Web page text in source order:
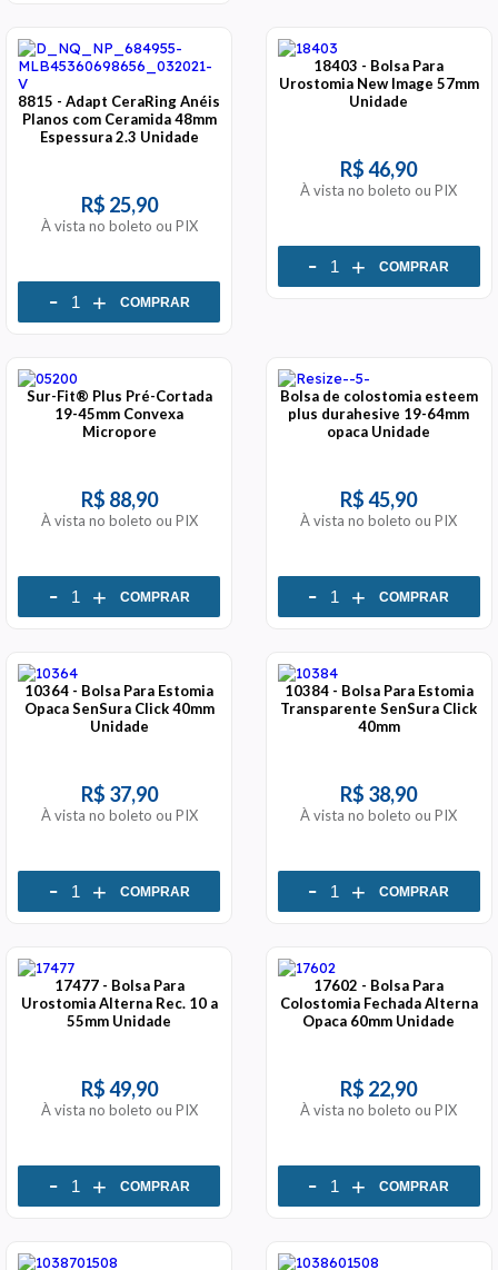
8815 - Adapt CeraRing Anéis
Planos com Ceramida 48mm
Espessura 2.3 Unidade
R$ 25,90
À vista no boleto ou PIX
- + COMPRAR
18403 - Bolsa Para
Urostomia New Image 57mm
Unidade
R$ 46,90
À vista no boleto ou PIX
- + COMPRAR
Sur-Fit® Plus Pré-Cortada
19-45mm Convexa
Micropore
R$ 88,90
À vista no boleto ou PIX
- + COMPRAR
Bolsa de colostomia esteem
plus durahesive 19-64mm
opaca Unidade
R$ 45,90
À vista no boleto ou PIX
- + COMPRAR
10364 - Bolsa Para Estomia
Opaca SenSura Click 40mm
Unidade
R$ 37,90
À vista no boleto ou PIX
- + COMPRAR
10384 - Bolsa Para Estomia
Transparente SenSura Click
40mm
R$ 38,90
À vista no boleto ou PIX
- + COMPRAR
17477 - Bolsa Para
Urostomia Alterna Rec. 10 a
55mm Unidade
R$ 49,90
À vista no boleto ou PIX
- + COMPRAR
17602 - Bolsa Para
Colostomia Fechada Alterna
Opaca 60mm Unidade
R$ 22,90
À vista no boleto ou PIX
- + COMPRAR